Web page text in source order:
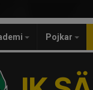
Pojkar